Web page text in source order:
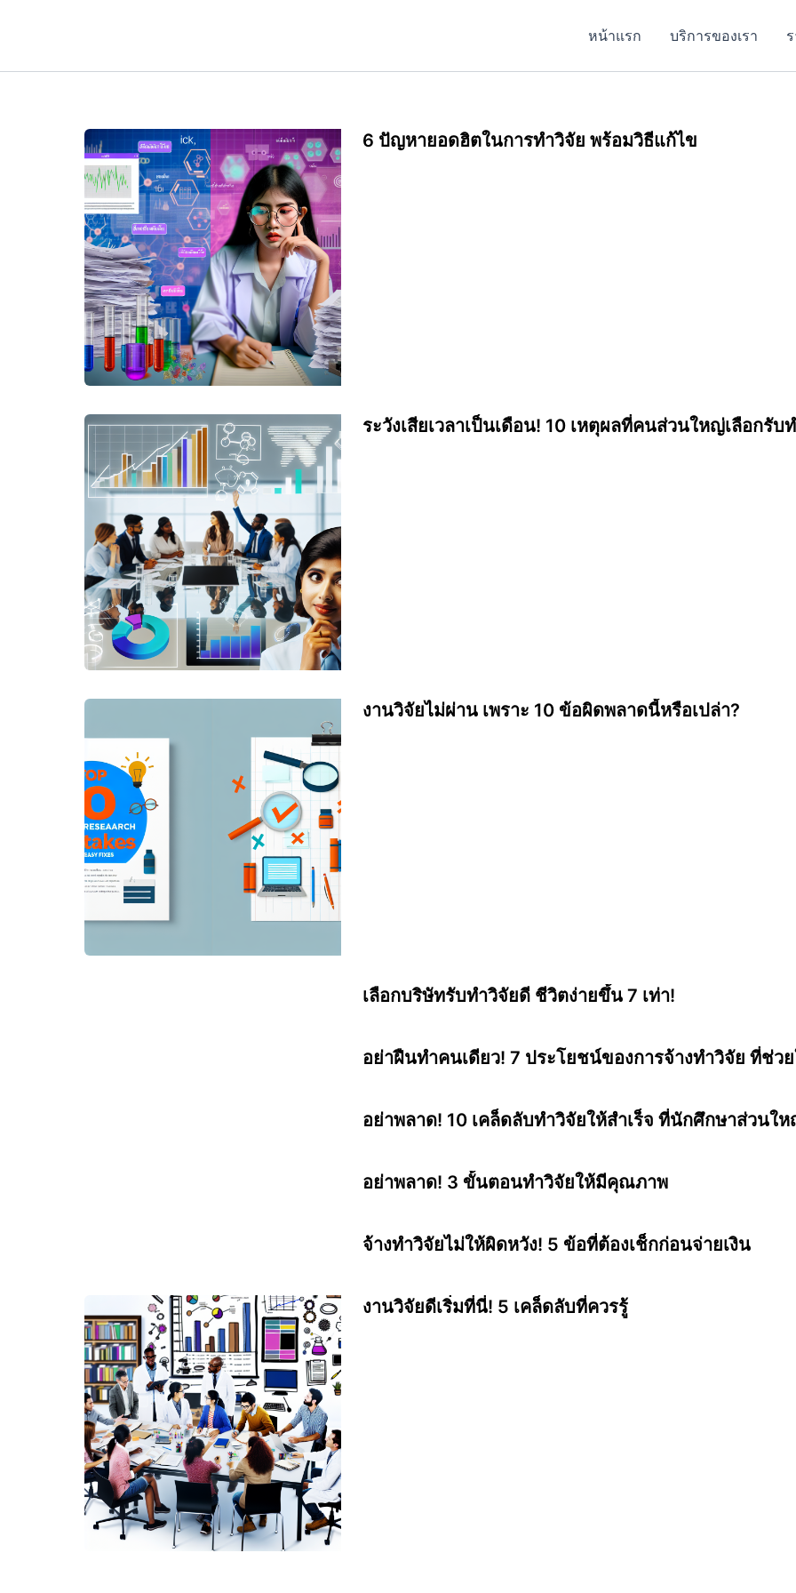
หน้าแรก บริการของเรา
6 ปัญหายอดฮิตในการทำวิจัย พร้อมวิธีแก้ไข
ระวังเสียเวลาเป็นเดือน! 10 เหตุผลที่คนส่วนใหญ่เลือกรับ
งานวิจัยไม่ผ่าน เพราะ 10 ข้อผิดพลาดนี้หรือเปล่า?
เลือกบริษัทรับทำวิจัยดี ชีวิตง่ายขึ้น 7 เท่า!
อย่าฝืนทำคนเดียว! 7 ประโยชน์ของการจ้างทำวิจัย ที่ช่ว
อย่าพลาด! 10 เคล็ดลับทำวิจัยให้สำเร็จ ที่นักศึกษาส่วนให
อย่าพลาด! 3 ขั้นตอนทำวิจัยให้มีคุณภาพ
จ้างทำวิจัยไม่ให้ผิดหวัง! 5 ข้อที่ต้องเช็กก่อนจ่ายเงิน
งานวิจัยดีเริ่มที่นี่! 5 เคล็ดลับที่ควรรู้